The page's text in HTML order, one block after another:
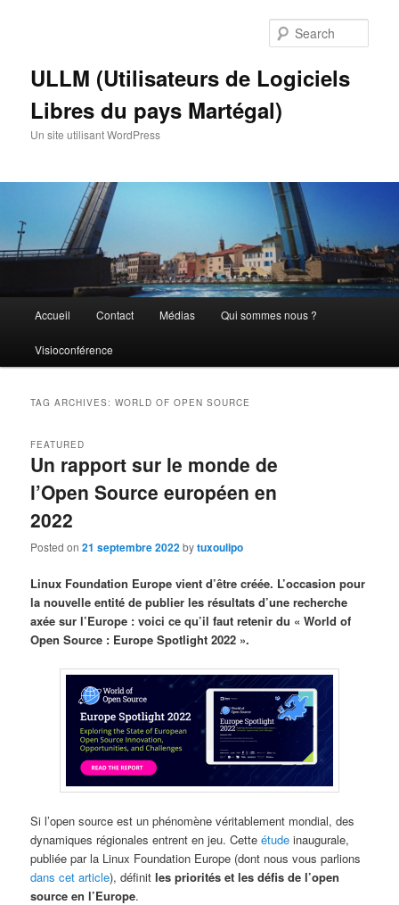
ULLM (Utilisateurs de Logiciels
Libres du pays Martégal)
Un site utilisant WordPress
Accueil Contact Médias Qui sommes nous ?
Visioconférence
TAG ARCHIVES:WORLD OF OPEN SOURCE
Un rapport sur le monde de
l’Open Source européen en
2022
FEATURED
Posted on21 septembre 2022bytuxoulipo
Linux Foundation Europe vient d’être créée. L’occasion pour
la nouvelle entité de publier les résultats d’une recherche
axée sur l’Europe : voici ce qu’il faut retenir du « World of
Open Source : Europe Spotlight 2022 ».
Si l’open source est un phénomène véritablement mondial, des
dynamiques régionales entrent en jeu. Cetteétude inaugurale,
publiée par la Linux Foundation Europe (dont nous vous parlions
dans cet article), définitles priorités et les défis de l’open
source en l’Europe.